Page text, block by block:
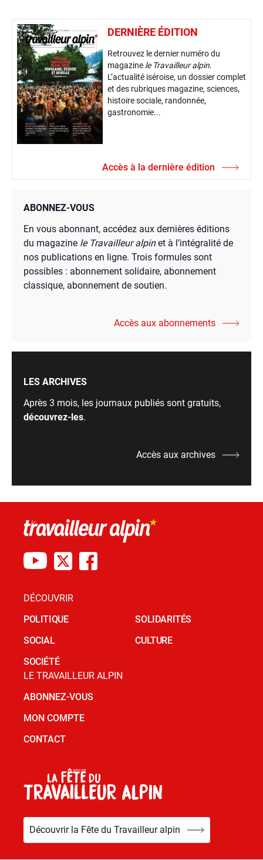
DERNIÈRE ÉDITION
Retrouvez le dernier numéro du
magazine le Travailleur alpin.
L’actualité iséroise, un dossier complet
et des rubriques magazine, sciences,
histoire sociale, randonnée,
gastronomie...
Accès à la dernière édition
ABONNEZ-VOUS
En vous abonnant, accédez aux dernières éditions
du magazine le Travailleur alpinet à l’intégralité de
nos publications en ligne. Trois formules sont
possibles : abonnement solidaire, abonnement
classique, abonnement de soutien.
Accès aux abonnements
LES ARCHIVES
Après 3 mois, les journaux publiés sont gratuits,
découvrez-les.
Accès aux archives
DÉCOUVRIR
POLITIQUE
SOCIAL
SOCIÉTÉ
SOLIDARITÉS
CULTURE
LE TRAVAILLEUR ALPIN
ABONNEZ-VOUS
MON COMPTE
CONTACT
Découvrir la Fête du Travailleur alpin